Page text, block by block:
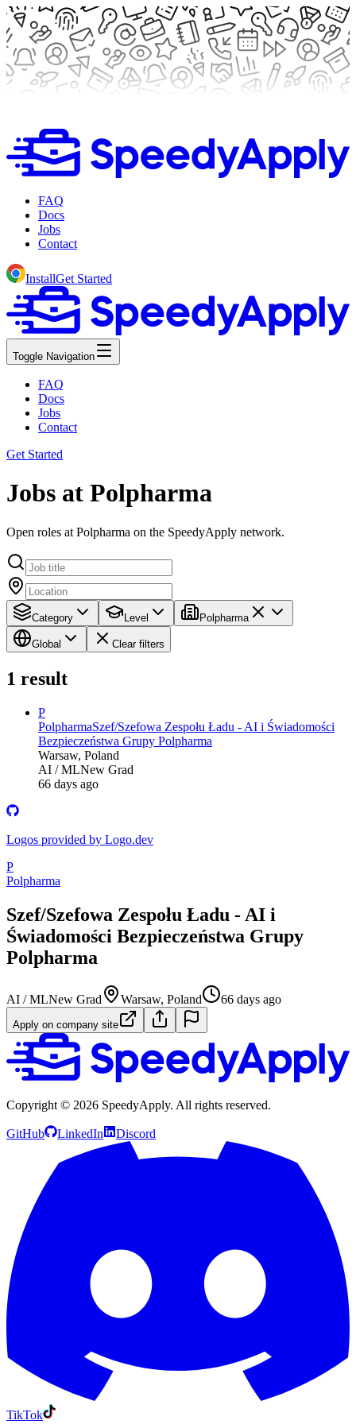
FAQ
Docs
Jobs
Contact
InstallGet Started
Toggle Navigation
FAQ
Docs
Jobs
Contact
Get Started
Jobs at Polpharma
Open roles at Polpharma on the SpeedyApply network.
Category Level Polpharma
Global Clear filters
1 result
P
PolpharmaSzef/Szefowa Zespołu Ładu - AI i Świadomości
Bezpieczeństwa Grupy Polpharma
Warsaw, Poland
AI / MLNew Grad
66 days ago
Logos provided by Logo.dev
P
Polpharma
Szef/Szefowa Zespołu Ładu - AI i
Świadomości Bezpieczeństwa Grupy
Polpharma
AI / MLNew Grad Warsaw, Poland 66 days ago
Apply on company site
Copyright © 2026 SpeedyApply. All rights reserved.
GitHub LinkedIn Discord
TikTok